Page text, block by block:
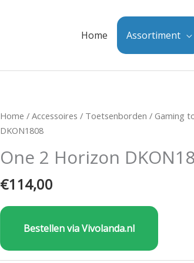
Home Assortiment
Home /Accessoires / Toetsenborden / Gaming
DKON1808
One 2 Horizon
€114,00
Bestellen via Vivolanda.nl